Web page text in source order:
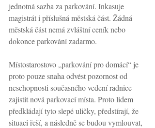
jednotná sazba za parkování. Inkasuje
magistrát i příslušná městská část. Žádná
městská část nemá zvláštní ceník nebo
dokonce parkování zadarmo.
Místostarostovo „parkování pro domácí“ je
proto pouze snaha odvést pozornost od
neschopnosti současného vedení radnice
zajistit nová parkovací místa. Proto lidem
předkládají tyto slepé uličky, předstírají, že
situaci řeší, a následně se budou vymlouvat,